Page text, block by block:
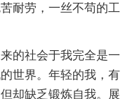
耐劳，一丝不苟的工
的社会于我完全是一
世界。年轻的我，有
却缺乏锻炼自我。展